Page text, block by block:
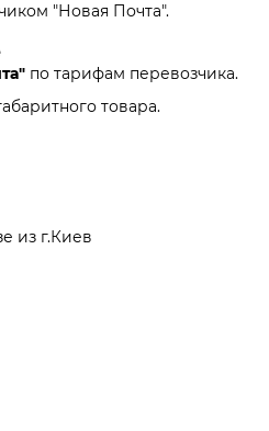
"Новая Почта".
по тарифам перевозчика.
товара.
из г.Киев